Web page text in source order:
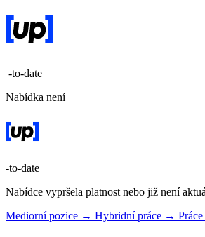
-to-date
Nabídka není
-to-date
Nabídce vypršela platnost nebo již není
Mediorní pozice → Hybridní práce →